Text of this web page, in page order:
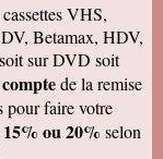
vous ferai
vous
de
!
VHS,
Betamax, HDV,
sur DVD soit
de la remise
pour faire votre
ou 20% selon